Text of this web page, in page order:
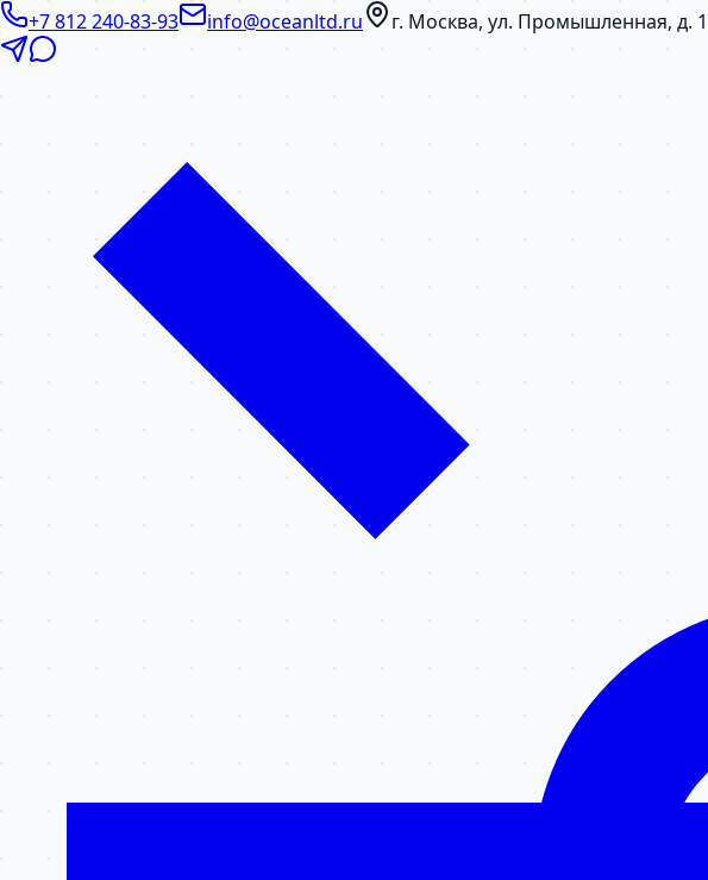
+7 812 240-83-93 info@oceanltd.ru г. Москва, ул. Промышленная, д. 1